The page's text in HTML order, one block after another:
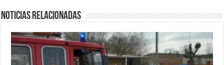
Noticias relacionadas